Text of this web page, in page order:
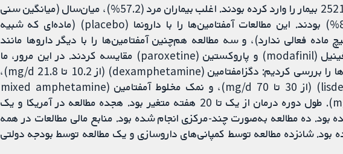
مرورگران 19 مطالعه را یافتند که 2521 بیمار را وارد کرده بودند. اغلب بیماران مرد (57.2%)، میان‌سال (میانگین سنی
35.3 سال) و سفیدپوست (84.5%) بودند. این مطالعات آمفتامین‌ها را با دارونما (placebo) (ماده‌ای که شبیه
ماده فعالی ندارد)، و سه مطالعه هم‌چنین آمفتامین‌ها را با دیگر داروها مانند
گوانفاسین (guanfacine)؛ مودافینیل (modafinil) و پاروکستین (paroxetine) مقایسه کردند. در این مرور، ما
تاثیرات سه نوع مختلف آمفتامین‌ها را بررسی کردیم: دگزامفتامین (dexamphetamine) (از 10.2 تا 21.8 mg/d)،
لیزدگزامفتامین (lisdexamfetamine) (از 30 تا 70 mg/d)، و نمک مخلوط آمفتامین (mixed amphetamine
salts; MAS) (از 12.5 تا 80 mg/d). طول دوره درمان از یک تا 20 هفته متغیر بود. هجده مطالعه در آمریکا و یک
بود. ده مطالعه به‌صورت چند-مرکزی انجام شده بود. منابع مالی مطالعات در همه
بود. شانزده مطالعه توسط کمپانی‌های داروسازی و یک مطالعه توسط بودجه دولتی